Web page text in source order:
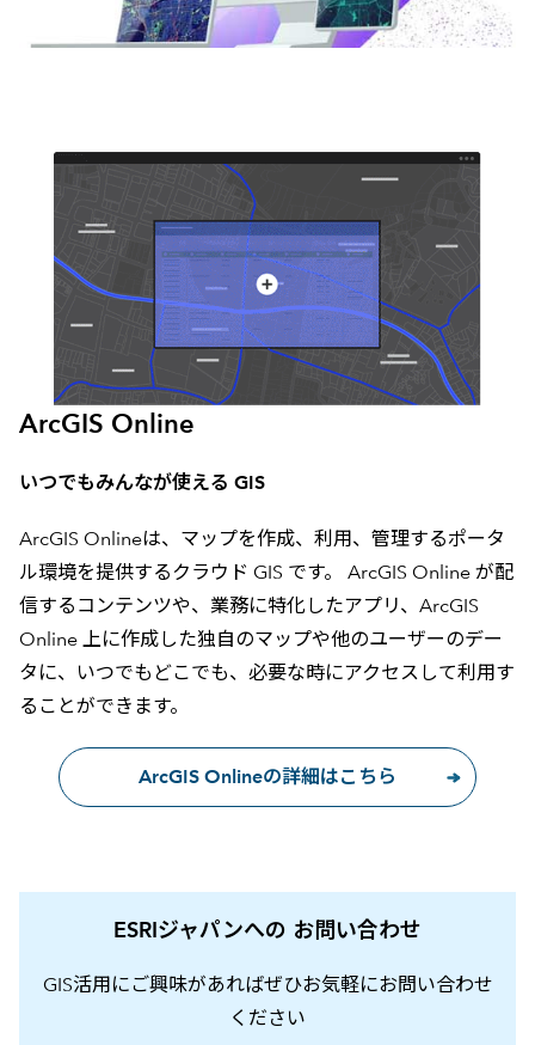
ArcGIS Online
いつでもみんなが使える GIS
ArcGIS Onlineは、マップを作成、利用、管理するポータ
ル環境を提供するクラウド GIS です。 ArcGIS Online が配
信するコンテンツや、業務に特化したアプリ、ArcGIS
Online 上に作成した独自のマップや他のユーザーのデー
タに、いつでもどこでも、必要な時にアクセスして利用す
ることができます。
ArcGIS Onlineの詳細はこちら
ESRIジャパンへの お問い合わせ
GIS活用にご興味があればぜひお気軽にお問い合わせ
ください